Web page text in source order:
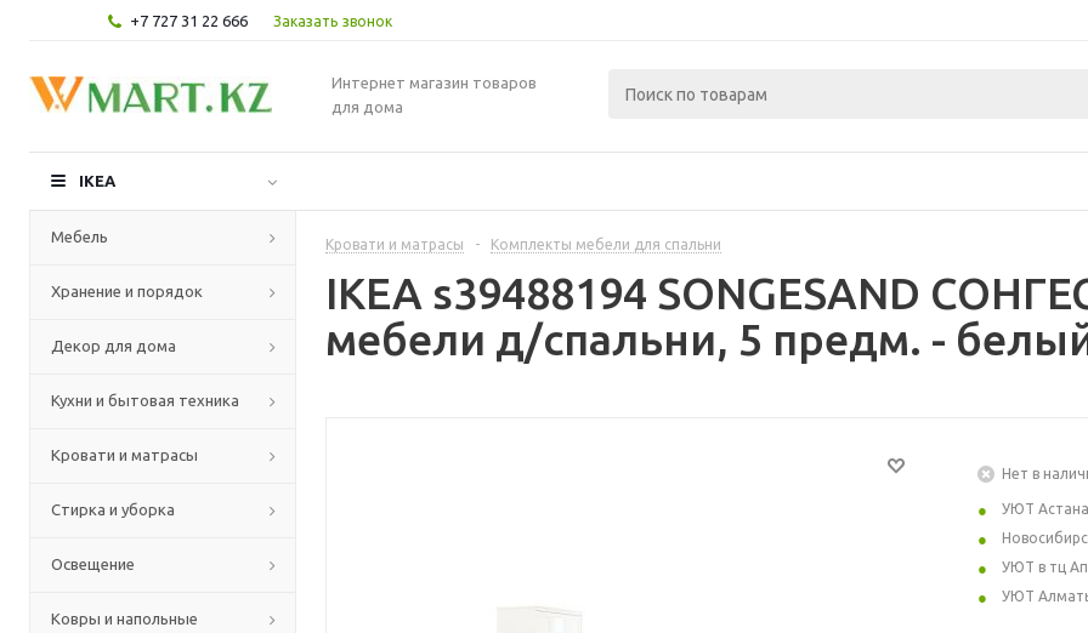
+7 727 31 22 666 Заказать звонок
Интернет магазин товаров
для дома
IKEA
Мебель
Хранение и порядок
Декор для дома
Кухни и бытовая техника
Кровати и матрасы
Стирка и уборка
Освещение
Ковры и напольные
Кровати и матрасы - Комплекты мебели для спальни
IKEA s39488194 SONGESAND
мебели д/спальни, 5 предм. -
Нет в
УЮТ Астана
УЮТ в тц
УЮТ